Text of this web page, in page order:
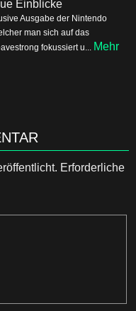
Einblicke
Ausgabe der Nintendo
man sich auf das
fokussiert u... Mehr
Erforderliche